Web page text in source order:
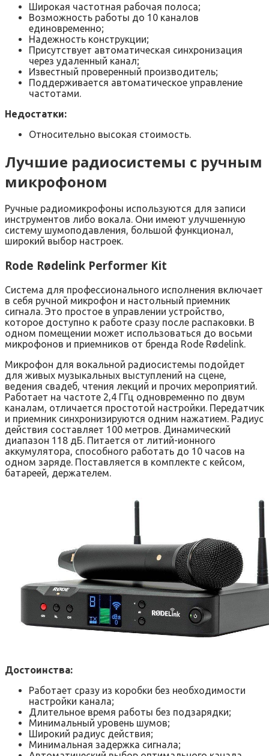
Широкая частотная рабочая полоса;
Возможность работы до 10 каналов
единовременно;
Надежность конструкции;
Присутствует автоматическая синхронизация
через удаленный канал;
Известный проверенный производитель;
Поддерживается автоматическое управление
частотами.
Недостатки:
Относительно высокая стоимость.
Лучшие радиосистемы с ручным
микрофоном
Ручные радиомикрофоны используются для записи
инструментов либо вокала. Они имеют улучшенную
систему шумоподавления, большой функционал,
широкий выбор настроек.
Rode Rødelink Performer Kit
Система для профессионального исполнения включает
в себя ручной микрофон и настольный приемник
сигнала. Это простое в управлении устройство,
которое доступно к работе сразу после распаковки. В
одном помещении может использоваться до восьми
микрофонов и приемников от бренда Rode Rødelink.
Микрофон для вокальной радиосистемы подойдет
для живых музыкальных выступлений на сцене,
ведения свадеб, чтения лекций и прочих мероприятий.
Работает на частоте 2,4 ГГц одновременно по двум
каналам, отличается простотой настройки. Передатчик
и приемник синхронизируются одним нажатием. Радиус
действия составляет 100 метров. Динамический
диапазон 118 дБ. Питается от литий-ионного
аккумулятора, способного работать до 10 часов на
одном заряде. Поставляется в комплекте с кейсом,
батареей, держателем.
Достоинства:
Работает сразу из коробки без необходимости
настройки канала;
Длительное время работы без подзарядки;
Минимальный уровень шумов;
Широкий радиус действия;
Минимальная задержка сигнала;